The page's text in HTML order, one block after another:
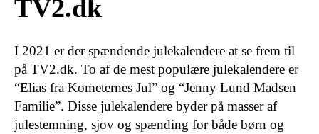
TV2.dk
I 2021 er der spændende julekalendere at se frem til
på TV2.dk. To af de mest populære julekalendere er
“Elias fra Kometernes Jul” og “Jenny Lund Madsen
Familie”. Disse julekalendere byder på masser af
julestemning, sjov og spænding for både børn og